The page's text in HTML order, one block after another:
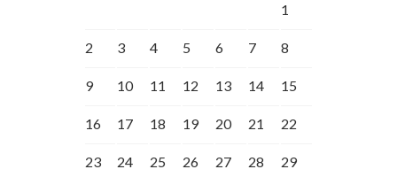
1
2 3 4 5 6 7 8
9 10 11 12 13 14 15
16 17 18 19 20 21 22
23 24 25 26 27 28 29